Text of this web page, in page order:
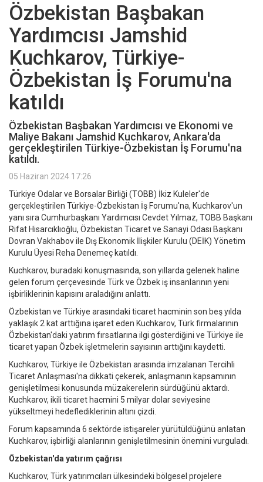
Özbekistan Başbakan
Yardımcısı Jamshid
Kuchkarov, Türkiye-
Özbekistan İş Forumu'na
katıldı
Özbekistan Başbakan Yardımcısı ve Ekonomi ve
Maliye Bakanı Jamshid Kuchkarov, Ankara'da
gerçekleştirilen Türkiye-Özbekistan İş Forumu'na
katıldı.
05 Haziran 2024 17:26
Türkiye Odalar ve Borsalar Birliği (TOBB) İkiz Kuleler'de
gerçekleştirilen Türkiye-Özbekistan İş Forumu'na, Kuchkarov'un
yanı sıra Cumhurbaşkanı Yardımcısı Cevdet Yılmaz, TOBB Başkanı
Rifat Hisarcıklıoğlu, Özbekistan Ticaret ve Sanayi Odası Başkanı
Dovran Vakhabov ile Dış Ekonomik İlişkiler Kurulu (DEİK) Yönetim
Kurulu Üyesi Reha Denemeç katıldı.
Kuchkarov, buradaki konuşmasında, son yıllarda gelenek haline
gelen forum çerçevesinde Türk ve Özbek iş insanlarının yeni
işbirliklerinin kapısını araladığını anlattı.
Özbekistan ve Türkiye arasındaki ticaret hacminin son beş yılda
yaklaşık 2 kat arttığına işaret eden Kuchkarov, Türk firmalarının
Özbekistan'daki yatırım fırsatlarına ilgi gösterdiğini ve Türkiye ile
ticaret yapan Özbek işletmelerin sayısının arttığını kaydetti.
Kuchkarov, Türkiye ile Özbekistan arasında imzalanan Tercihli
Ticaret Anlaşması'na dikkati çekerek, anlaşmanın kapsamının
genişletilmesi konusunda müzakerelerin sürdüğünü aktardı.
Kuchkarov, ikili ticaret hacmini 5 milyar dolar seviyesine
yükseltmeyi hedeflediklerinin altını çizdi.
Forum kapsamında 6 sektörde istişareler yürütüldüğünü anlatan
Kuchkarov, işbirliği alanlarının genişletilmesinin önemini vurguladı.
Özbekistan'da yatırım çağrısı
Kuchkarov, Türk yatırımcıları ülkesindeki bölgesel projelere